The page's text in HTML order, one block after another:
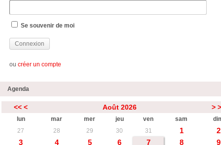
Se souvenir de moi
ou créer un compte
Agenda
<< < Août 2026 >
lun mar mer jeu ven sam
27
28 29 30 31 1
2
3
4 5 6 7 8 9